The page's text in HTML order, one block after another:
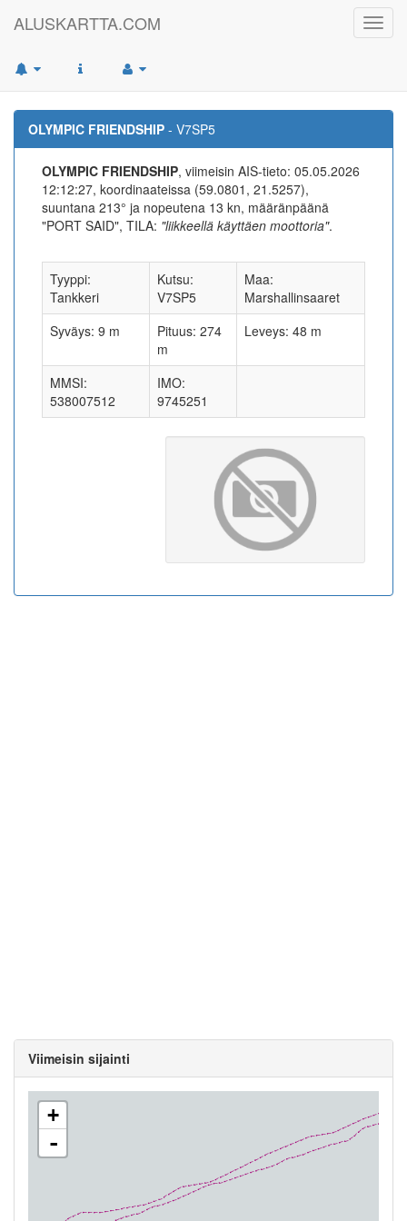
ALUSKARTTA.COM
OLYMPIC FRIENDSHIP - V7SP5
OLYMPIC FRIENDSHIP, viimeisin AIS-tieto: 05.05.2026
12:12:27, koordinaateissa (59.0801, 21.5257),
suuntana 213° ja nopeutena 13 kn, määränpäänä
"PORT SAID", TILA: "liikkeellä käyttäen moottoria".
Tyyppi:
Tankkeri
Kutsu:
V7SP5
Maa:
Marshallinsaaret
Syväys: 9 m
Pituus: 274
m
Leveys: 48 m
MMSI:
538007512
IMO:
9745251
Viimeisin sijainti
+
-